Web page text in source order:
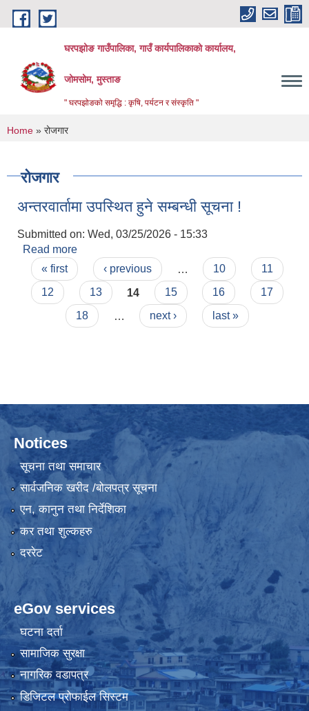
Skip to main content
घरपझोङ गाउँपालिका, गाउँ कार्यपालिकाको कार्यालय,
जोमसोम, मुस्ताङ
" घरपझोङको समृद्धि : कृषि, पर्यटन र संस्कृति "
You are here
Home » रोजगार
रोजगार
अन्तरवार्तामा उपस्थित हुने सम्बन्धी सूचना !
Submitted on: Wed, 03/25/2026 - 15:33
Read more
Pages
« first ‹ previous 10
11
12
13 14 15 16
17
18
next › last »
Notices
सूचना तथा समाचार
सार्वजनिक खरीद /बोलपत्र सूचना
एन, कानुन तथा निर्देशिका
कर तथा शुल्कहरु
दररेट
eGov services
घटना दर्ता
सामाजिक सुरक्षा
नागरिक वडापत्र
डिजिटल प्रोफाईल सिस्टम